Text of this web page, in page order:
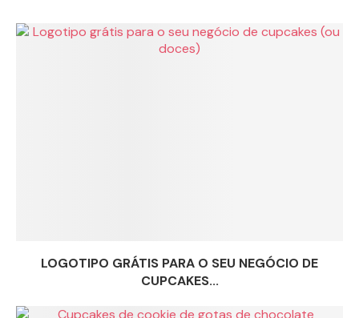
LOGOTIPO GRÁTIS PARA O SEU NEGÓCIO DE
CUPCAKES...